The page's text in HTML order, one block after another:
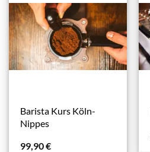
Barista Kurs Köln-
Nippes
99,90€